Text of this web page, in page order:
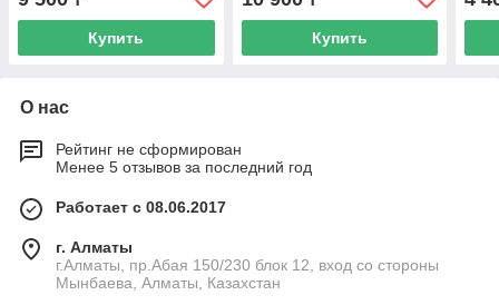
Купить Купить
О нас
Рейтинг не сформирован
Менее 5 отзывов за последний год
Работает с 08.06.2017
г. Алматы
г.Алматы, пр.Абая 150/230 блок 12, вход со стороны
Мынбаева, Алматы, Казахстан